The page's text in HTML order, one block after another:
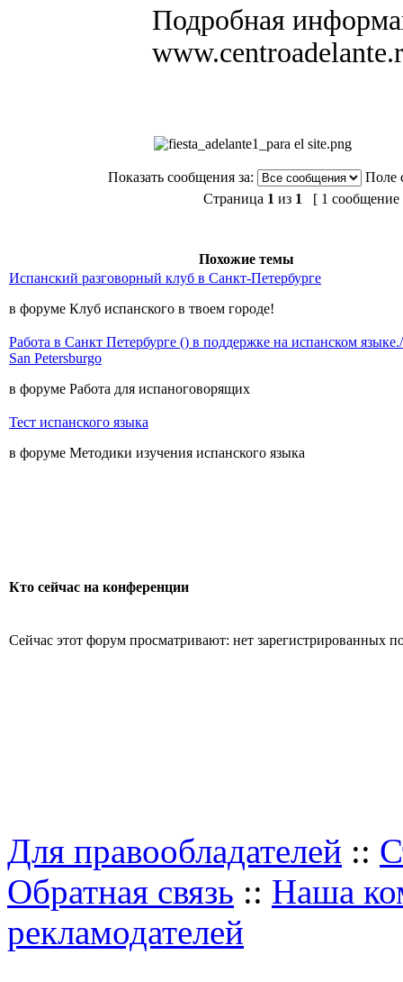
Подробная
Показать сообщения за:
Поле
Страница 1 из 1 [ 1 сообщение
Похожие темы
Испанский разговорный клуб в Санкт-Петербурге
в форуме Клуб испанского в твоем городе!
Работа в Санкт Петербурге () в поддержке на испанском
San Petersburgo
в форуме Работа для испаноговорящих
Тест испанского языка
в форуме Методики изучения испанского языка
Кто сейчас на конференции
Сейчас этот форум просматривают: нет зарегистрированных
Для правообладателей ::
Обратная связь :: Наша
рекламодателей